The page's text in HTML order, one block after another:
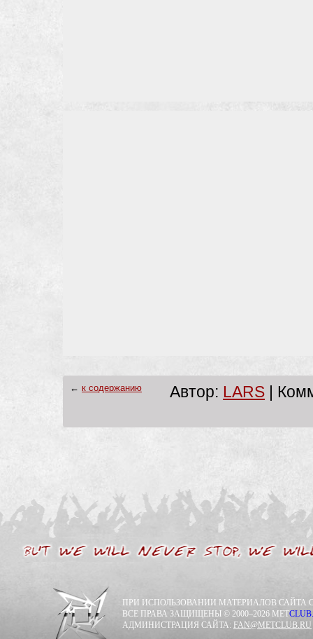
← к содержанию Автор: LARS |
ПРИ ИСПОЛЬЗОВАНИИ МАТЕРИАЛОВ САЙТА
ВСЕ ПРАВА ЗАЩИЩЕНЫ © 2000–2026 METCLUB.
АДМИНИСТРАЦИЯ САЙТА: FAN@METCLUB.RU